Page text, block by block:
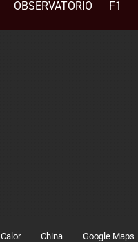
OBSERVATORIO F1
Calor China Google Maps